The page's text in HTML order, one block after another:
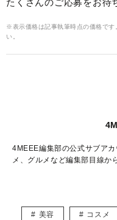
たくさんのご応募をお待
※表示価格は記事執筆時点の価格です
い。
4MEEE編集部の公式サブア
メ、グルメなど編集部目線か
美容 コスメ